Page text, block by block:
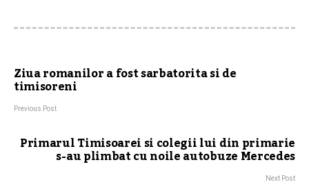
Ziua romanilor a fost sarbatorita si de
timisoreni
Previous Post
Primarul Timisoarei si colegii lui din primarie
s-au plimbat cu noile autobuze Mercedes
Next Post